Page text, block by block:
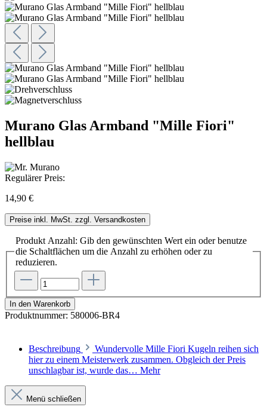
Murano Glas Armband "Mille Fiori"
hellblau
Regulärer Preis:
14,90 €
Preise inkl. MwSt. zzgl. Versandkosten
Produkt Anzahl: Gib den gewünschten Wert ein oder benutze
die Schaltflächen um die Anzahl zu erhöhen oder zu
reduzieren.
In den Warenkorb
Produktnummer: 580006-BR4
Beschreibung
Wundervolle Mille Fiori Kugeln reihen sich
hier zu einem Meisterwerk zusammen. Obgleich der Preis
unschlagbar ist, wurde das… Mehr
Menü schließen